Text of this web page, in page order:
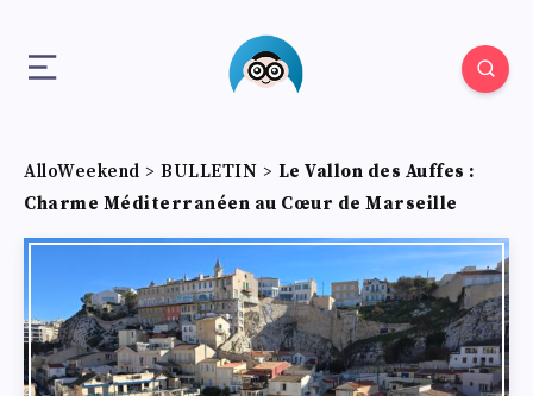
AlloWeekend > BULLETIN > Le Vallon des Auffes :
Charme Méditerranéen au Cœur de Marseille